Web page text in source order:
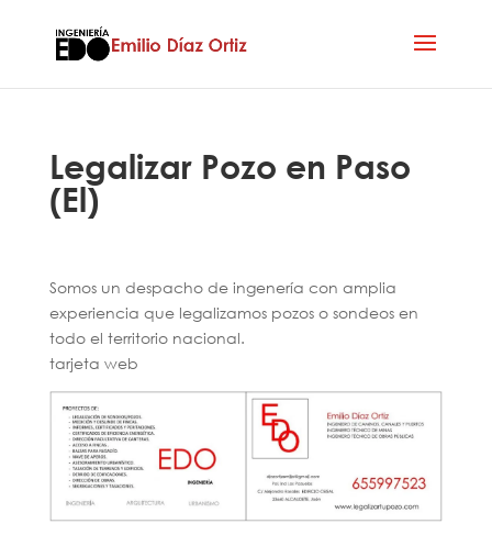
Legalizar Pozo en Paso
(El)
Somos un despacho de ingenería con amplia
experiencia que legalizamos pozos o sondeos en
todo el territorio nacional.
tarjeta web